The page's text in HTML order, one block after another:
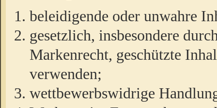
beleidigende oder unwahre
gesetzlich, insbesondere
Markenrecht, geschützte
verwenden;
wettbewerbswidrige